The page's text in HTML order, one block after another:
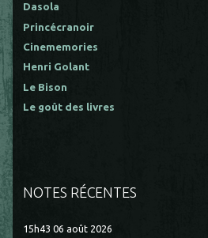
Dasola
Princécranoir
Cinememories
Henri Golant
Le Bison
Le goût des livres
NOTES RÉCENTES
15h43 06 août 2026